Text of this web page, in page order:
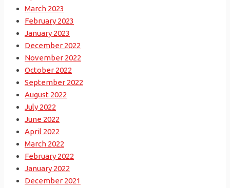
March 2023
February 2023
January 2023
December 2022
November 2022
October 2022
September 2022
August 2022
July 2022
June 2022
April 2022
March 2022
February 2022
January 2022
December 2021